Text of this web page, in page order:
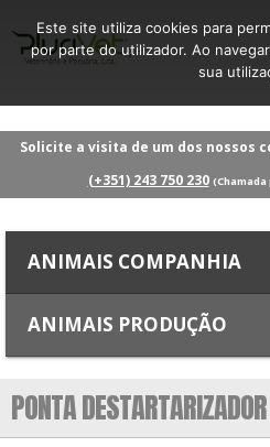
Solicite a visita de um dos nossos
(+351) 243 750 230
ANIMAIS COMPANHIA
ANIMAIS PRODUÇÃO
PONTA
Este site utiliza cookies para
por parte do utilizador. Ao
sua